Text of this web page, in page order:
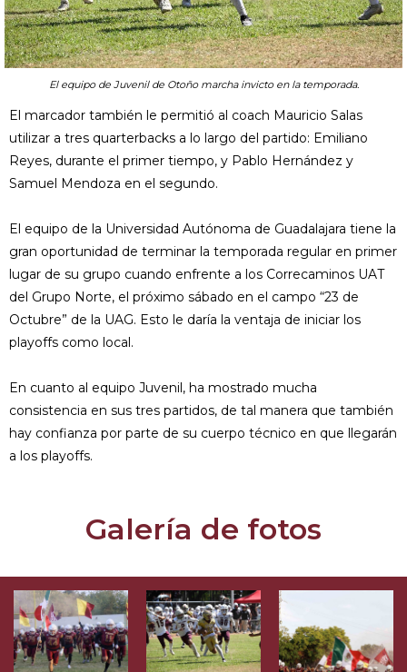
El equipo de Juvenil de Otoño marcha invicto en la temporada.
El marcador también le permitió al coach Mauricio Salas
utilizar a tres quarterbacks a lo largo del partido: Emiliano
Reyes, durante el primer tiempo, y Pablo Hernández y
Samuel Mendoza en el segundo.
El equipo de la Universidad Autónoma de Guadalajara tiene la
gran oportunidad de terminar la temporada regular en primer
lugar de su grupo cuando enfrente a los Correcaminos UAT
del Grupo Norte, el próximo sábado en el campo “23 de
Octubre” de la UAG. Esto le daría la ventaja de iniciar los
playoffs como local.
En cuanto al equipo Juvenil, ha mostrado mucha
consistencia en sus tres partidos, de tal manera que también
hay confianza por parte de su cuerpo técnico en que llegarán
a los playoffs.
Galería de fotos